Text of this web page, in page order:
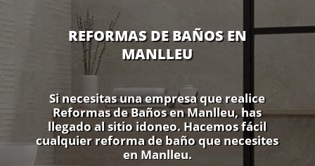
REFORMAS DE BAÑOS EN
MANLLEU
Si necesitas una empresa que realice
Reformas de Baños en Manlleu, has
llegado al sitio idoneo. Hacemos fácil
cualquier reforma de baño que necesites
en Manlleu.